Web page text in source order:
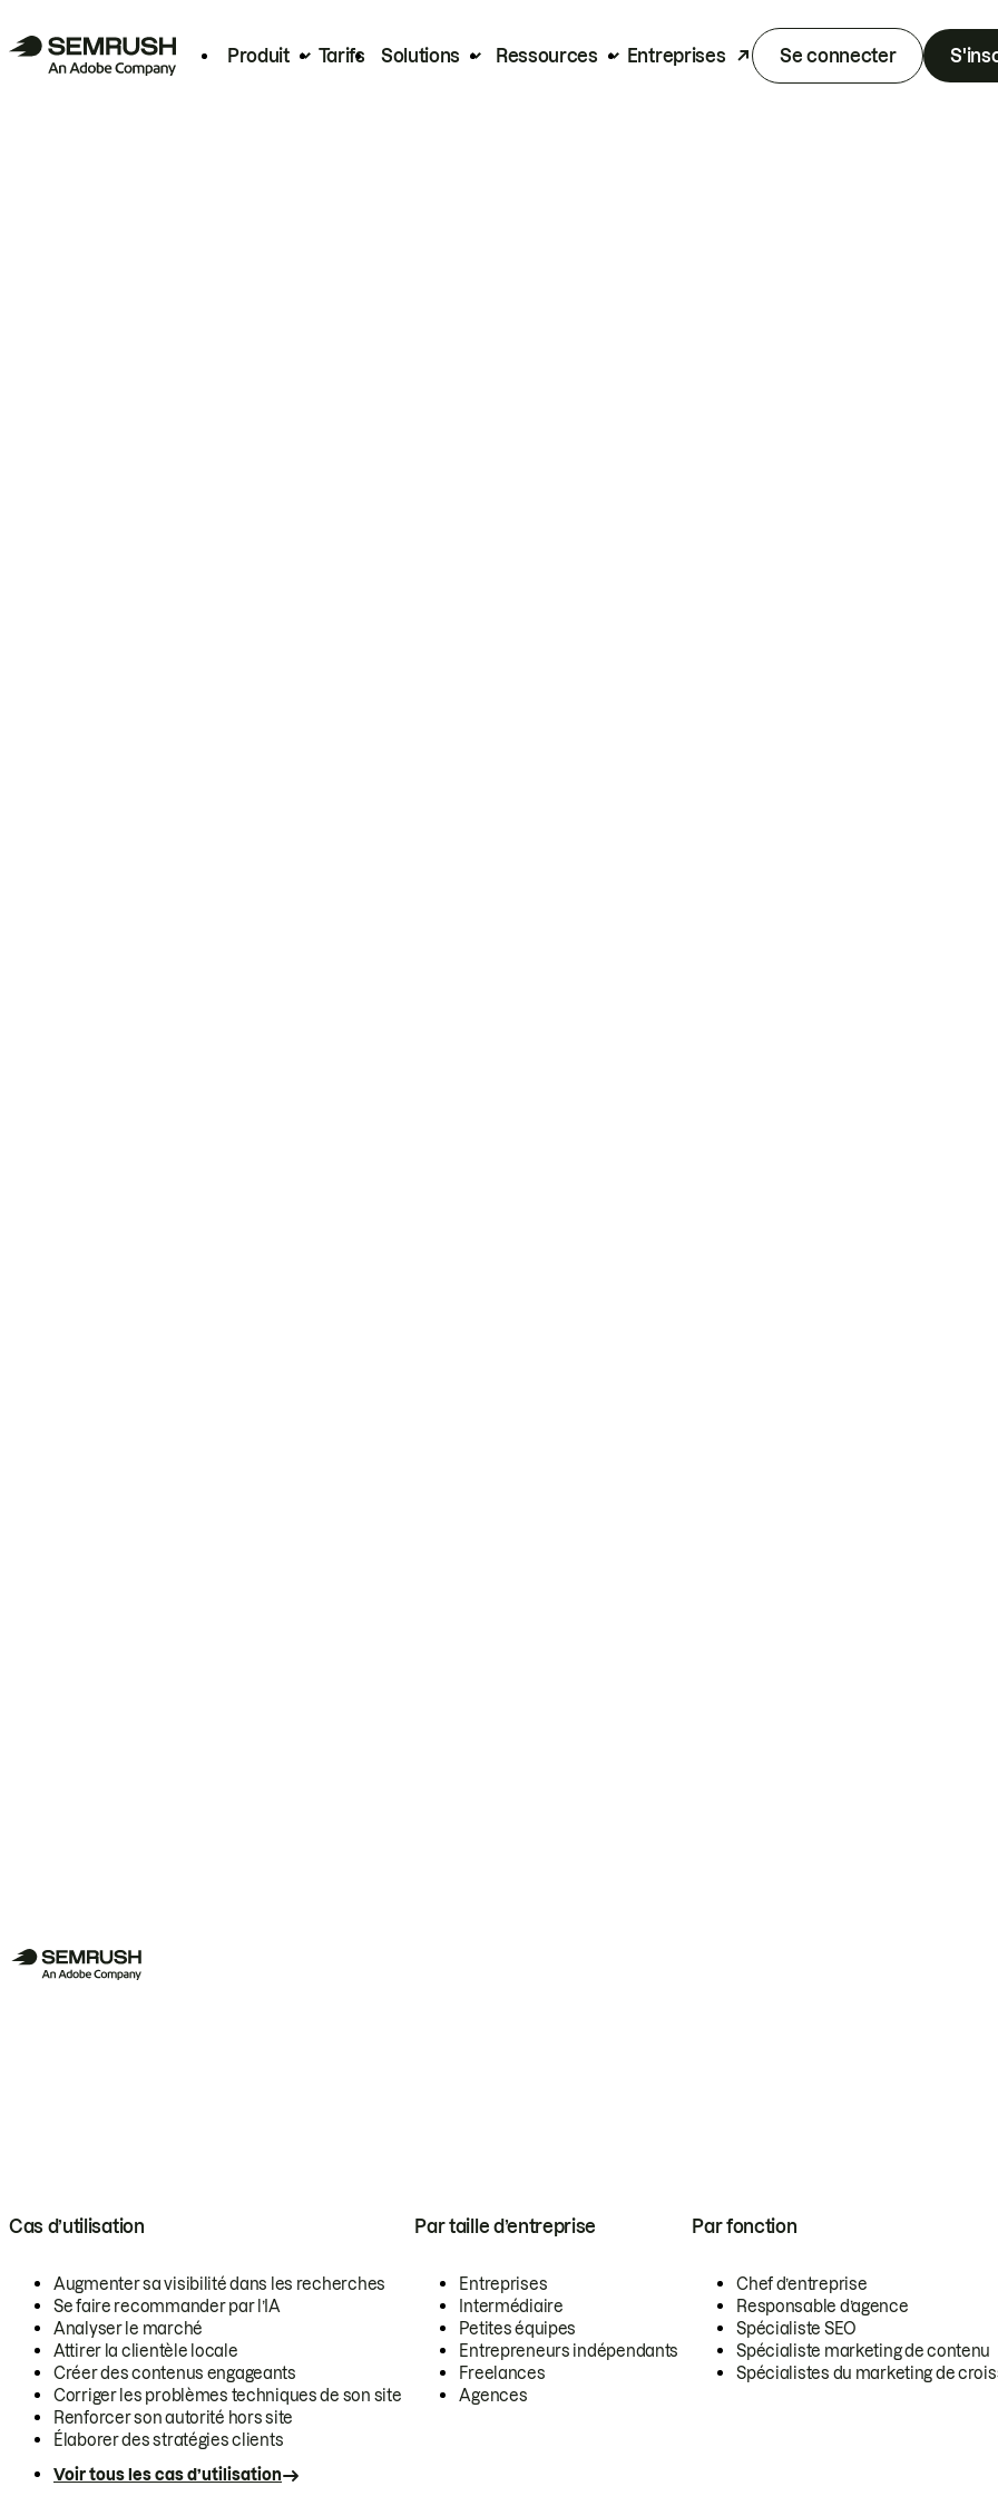
Produit Tarifs Solutions Ressources Entreprises Se connecter
Cas d’utilisation
Augmenter sa visibilité dans les recherches
Se faire recommander par l’IA
Analyser le marché
Attirer la clientèle locale
Créer des contenus engageants
Corriger les problèmes techniques de son site
Renforcer son autorité hors site
Élaborer des stratégies clients
Voir tous les cas d’utilisation
Par taille d’entreprise
Entreprises
Intermédiaire
Petites équipes
Entrepreneurs indépendants
Freelances
Agences
Par fonction
Chef d’entreprise
Responsable d’agence
Spécialiste SEO
Spécialiste marketing de contenu
Spécialistes du marketing de